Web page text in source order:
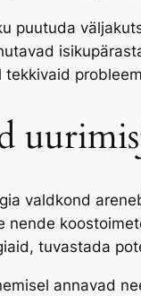
puutuda
tekkivaid
valdkond
nende
tuvastada
annavad